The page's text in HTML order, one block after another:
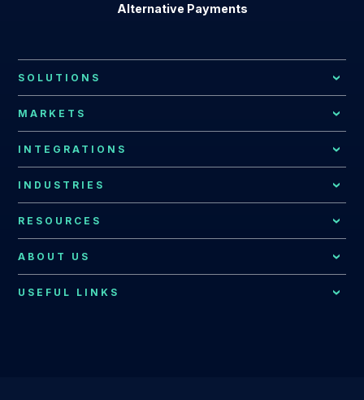
Alternative Payments
SOLUTIONS
Payment Processing
Local Acquiring
Fraud Prevention
Consumer Support
Merchant Services
MARKETS
Latin American Market
Argentina
Brazil
Central America
INTEGRATIONS
All Integrations
INDUSTRIES
EBANX for E-commerce Solution
EBANX for SaaS Solution
RESOURCES
EBANX Blog
ABOUT US
USEFUL LINKS